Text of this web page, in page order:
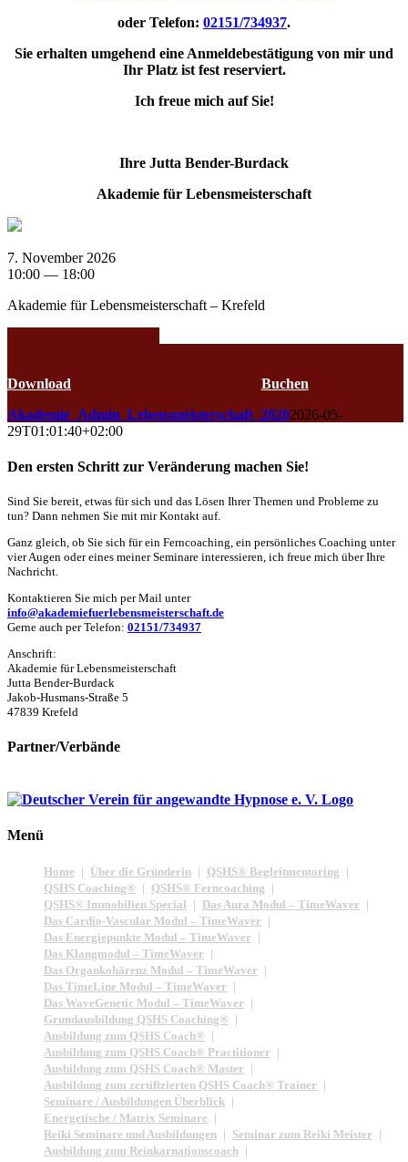
oder Telefon: 02151/734937.
Sie erhalten umgehend eine Anmeldebestätigung von mir und
Ihr Platz ist fest reserviert.
Ich freue mich auf Sie!
Ihre Jutta Bender-Burdack
Akademie für Lebensmeisterschaft
7. November 2026
10:00 — 18:00
Akademie für Lebensmeisterschaft – Krefeld
Download
Buchen
Akademie_Admin_Lebensmeisterschaft_20202026-05-
29T01:01:40+02:00
Den ersten Schritt zur Veränderung machen Sie!
Sind Sie bereit, etwas für sich und das Lösen Ihrer Themen und Probleme zu
tun? Dann nehmen Sie mit mir Kontakt auf.
Ganz gleich, ob Sie sich für ein Ferncoaching, ein persönliches Coaching unter
vier Augen oder eines meiner Seminare interessieren, ich freue mich über Ihre
Nachricht.
Kontaktieren Sie mich per Mail unter
info@akademiefuerlebensmeisterschaft.de
Gerne auch per Telefon: 02151/734937
Anschrift:
Akademie für Lebensmeisterschaft
Jutta Bender-Burdack
Jakob-Husmans-Straße 5
47839 Krefeld
Partner/Verbände
Menü
Home Über die Gründerin
QSHS® Begleitmentoring
QSHS Coaching®
QSHS® Ferncoaching
QSHS® Immobilien Special
Das Aura Modul – TimeWaver
Das Cardio-Vascular Modul – TimeWaver
Das Energiepunkte Modul – TimeWaver
Das Klangmodul – TimeWaver
Das Organkohärenz Modul – TimeWaver
Das TimeLine Modul – TimeWaver
Das WaveGenetic Modul – TimeWaver
Grundausbildung QSHS Coaching®
Ausbildung zum QSHS Coach®
Ausbildung zum QSHS Coach® Practitioner
Ausbildung zum QSHS Coach® Master
Ausbildung zum zertifizierten QSHS Coach® Trainer
Seminare / Ausbildungen Überblick
Energetische / Matrix Seminare
Reiki Seminare und Ausbildungen
Seminar zum Reiki Meister
Ausbildung zum Reinkarnationscoach